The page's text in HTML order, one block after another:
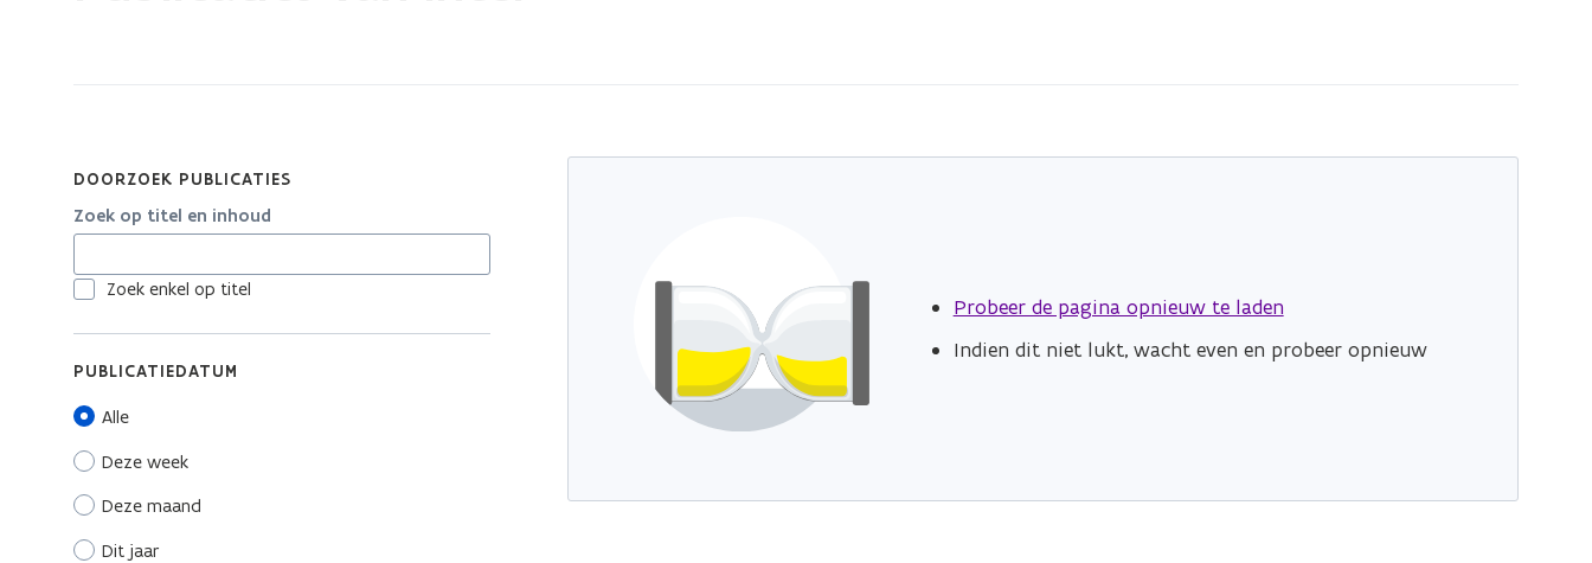
InterDOORZOEK PUBLICATIES
Zoek op titel en inhoud
Zoek enkel op titel
PUBLICATIEDATUM
Alle
Deze week
Deze maand
Dit jaar
Probeer de pagina opnieuw te laden
Indien dit niet lukt, wacht even en probeer opnieuw